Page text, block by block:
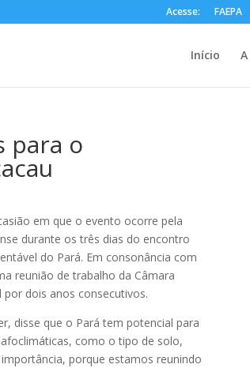
Acesse: FAEPA
Início A
para o
em que o evento ocorre pela
durante os três dias do encontro
do Pará. Em consonância com
reunião de trabalho da Câmara
dois anos consecutivos.
disse que o Pará tem potencial para
como o tipo de solo,
porque estamos reunindo